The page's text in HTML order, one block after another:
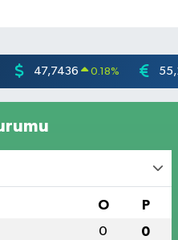
47,7436 0.18%
O P
0 0